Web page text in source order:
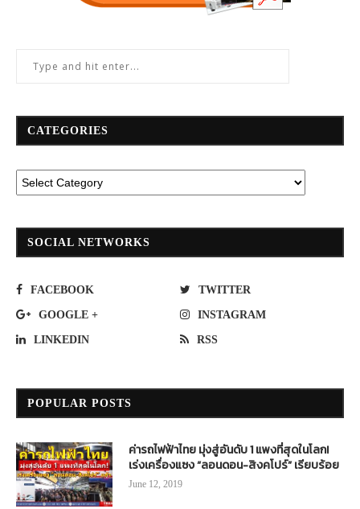
CATEGORIES
SOCIAL NETWORKS
FACEBOOK TWITTER
GOOGLE + INSTAGRAM
LINKEDIN RSS
POPULAR POSTS
ค่ารถไฟฟ้าไทย มุ่งสู่อันดับ 1 แพงที่สุดในโลก!
เร่งเครื่องแซง “ลอนดอน-สิงคโปร์” เรียบร้อย
June 12, 2019